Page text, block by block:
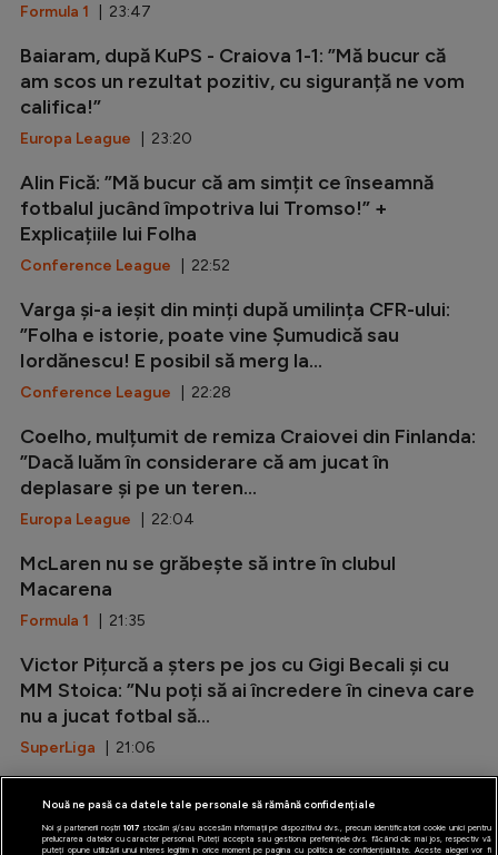
Formula 1 | 23:47
Baiaram, după KuPS - Craiova 1-1: ”Mă bucur că
am scos un rezultat pozitiv, cu siguranță ne vom
califica!”
Europa League | 23:20
Alin Fică: ”Mă bucur că am simțit ce înseamnă
fotbalul jucând împotriva lui Tromso!” +
Explicațiile lui Folha
Conference League | 22:52
Varga și-a ieșit din minți după umilința CFR-ului:
”Folha e istorie, poate vine Șumudică sau
Iordănescu! E posibil să merg la...
Conference League | 22:28
Coelho, mulțumit de remiza Craiovei din Finlanda:
”Dacă luăm în considerare că am jucat în
deplasare și pe un teren...
Europa League | 22:04
McLaren nu se grăbește să intre în clubul
Macarena
Formula 1 | 21:35
Victor Pițurcă a șters pe jos cu Gigi Becali și cu
MM Stoica: ”Nu poți să ai încredere în cineva care
nu a jucat fotbal să...
SuperLiga | 21:06
LaLiga| 20:37
Nouă ne pasă ca datele tale personale să rămână confidențiale
Noi și partenerii noștri 1017stocăm și/sau accesăm informații pe dispozitivul dvs., precum identificatorii cookie unici pentru
prelucrarea datelor cu caracter personal. Puteți accepta sau gestiona preferințele dvs. făcând clic mai jos, respectiv vă
puteți opune utilizării unui interes legitim în orice moment pe pagina cu politica de confidențialitate. Aceste alegeri vor fi